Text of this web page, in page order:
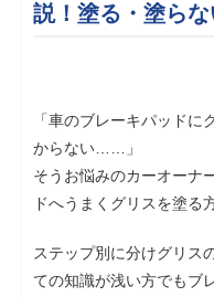
説！塗る・塗ら
「車のブレーキパッド
からない……」
そうお悩みのカーオーナ
ドへうまくグリスを塗る
ステップ別に分けグリス
ての知識が浅い方でもブ